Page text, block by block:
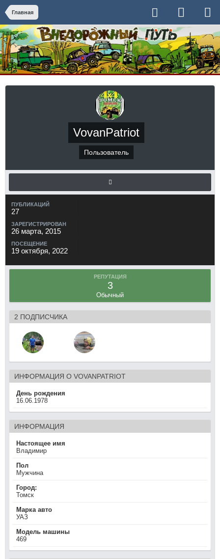
Главная
VovanPatriot
Пользователь
ПУБЛИКАЦИЙ
27
ЗАРЕГИСТРИРОВАН
26 марта, 2015
ПОСЕЩЕНИЕ
19 октября, 2022
РЕПУТАЦИЯ
3
Обычный
2 ПОДПИСЧИКА
ИНФОРМАЦИЯ О VOVANPATRIOT
День рождения
16.06.1978
ИНФОРМАЦИЯ
Настоящее имя
Владимир
Пол
Мужчина
Город:
Томск
Марка авто
УАЗ
Модель машины
469